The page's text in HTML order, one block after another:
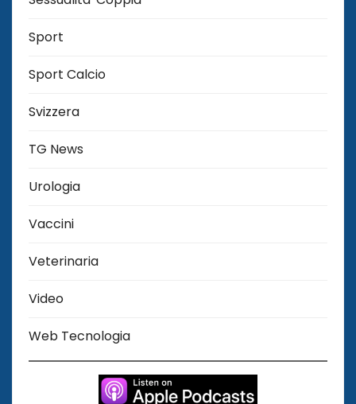
Sport
Sport Calcio
Svizzera
TG News
Urologia
Vaccini
Veterinaria
Video
Web Tecnologia